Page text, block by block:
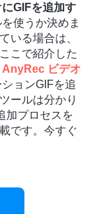
にGIFを追加す
使うか決めま
いる場合は、
こで紹介した
AnyRec ビデオ
ョンGIFを追
ールは分かり
加プロセスを
です。今すぐ